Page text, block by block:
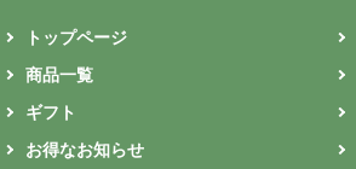
トップページ
商品一覧
ギフト
お得なお知らせ